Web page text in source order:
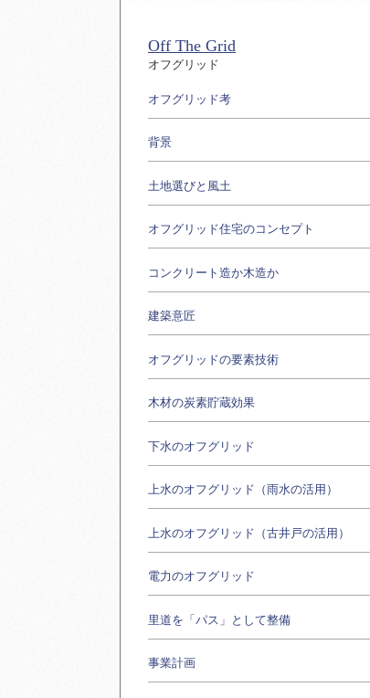
Off The Grid
オフグリッド
オフグリッド考
背景
土地選びと風土
オフグリッド住宅のコンセプト
コンクリート造か木造か
建築意匠
オフグリッドの要素技術
木材の炭素貯蔵効果
下水のオフグリッド
上水のオフグリッド（雨水の活用）
上水のオフグリッド（古井戸の活用）
電力のオフグリッド
里道を「パス」として整備
事業計画